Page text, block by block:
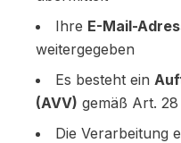
Ihre E-Mail-
weitergegeben
Es besteht ein
(AVV) gemäß Art. 28
Die Verarbeitung